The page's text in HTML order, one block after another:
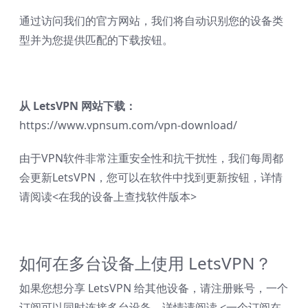
通过访问我们的官方网站，我们将自动识别您的设备类
型并为您提供匹配的下载按钮。
从 LetsVPN 网站下载：
https://www.vpnsum.com/vpn-download/
由于VPN软件非常注重安全性和抗干扰性，我们每周都
会更新LetsVPN，您可以在软件中找到更新按钮，详情
请阅读<在我的设备上查找软件版本>
如何在多台设备上使用 LetsVPN？
如果您想分享 LetsVPN 给其他设备，请注册账号，一个